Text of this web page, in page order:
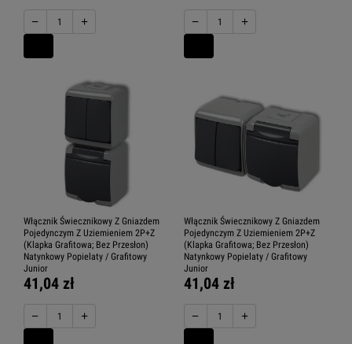
− + − +
Włącznik Świecznikowy Z Gniazdem
Pojedynczym Z Uziemieniem 2P+Z
(Klapka Grafitowa; Bez Przesłon)
Natynkowy Popielaty / Grafitowy
Junior
41,04 zł
− +
Włącznik Świecznikowy Z Gniazdem
Pojedynczym Z Uziemieniem 2P+Z
(Klapka Grafitowa; Bez Przesłon)
Natynkowy Popielaty / Grafitowy
Junior
41,04 zł
− +